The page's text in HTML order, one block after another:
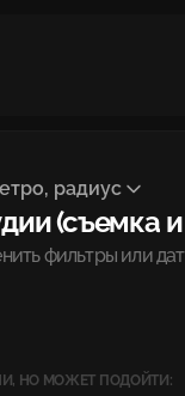
радиус
(съемка
фильтры или
НО МОЖЕТ ПОДОЙТИ: